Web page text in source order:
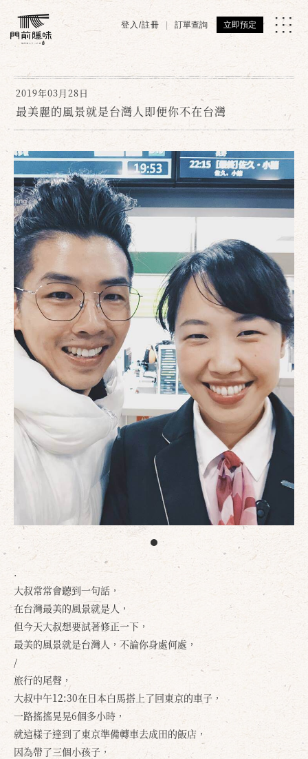
登入/註冊 訂單查詢 立即預定
2019年03月28日
最美麗的風景就是台灣人即便你不在台灣
.
大叔常常會聽到一句話，
在台灣最美的風景就是人，
但今天大叔想要試著修正一下，
最美的風景就是台灣人，不論你身處何處，
/
旅行的尾聲，
大叔中午12:30在日本白馬搭上了回東京的車子，
一路搖搖晃晃6個多小時，
就這樣子達到了東京準備轉車去成田的飯店，
因為帶了三個小孩子，